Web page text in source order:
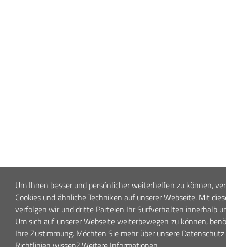
Um Ihnen besser und persönlicher weiterhelfen zu können,
Cookies und ähnliche Techniken auf unserer Webseite. Mit
verfolgen wir und dritte Parteien Ihr Surfverhalten innerhalb
Um sich auf unserer Webseite weiterbewegen zu können,
Ihre Zustimmung. Möchten Sie mehr über unsere